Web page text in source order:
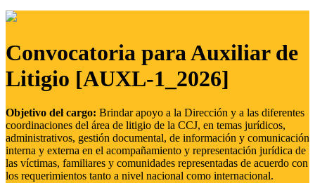
Convocatoria para Auxiliar de
Litigio [AUXL-1_2026]
Objetivo del cargo: Brindar apoyo a la Dirección y a las diferentes
coordinaciones del área de litigio de la CCJ, en temas jurídicos,
administrativos, gestión documental, de información y comunicación
interna y externa en el acompañamiento y representación jurídica de
las víctimas, familiares y comunidades representadas de acuerdo con
los requerimientos tanto a nivel nacional como internacional.